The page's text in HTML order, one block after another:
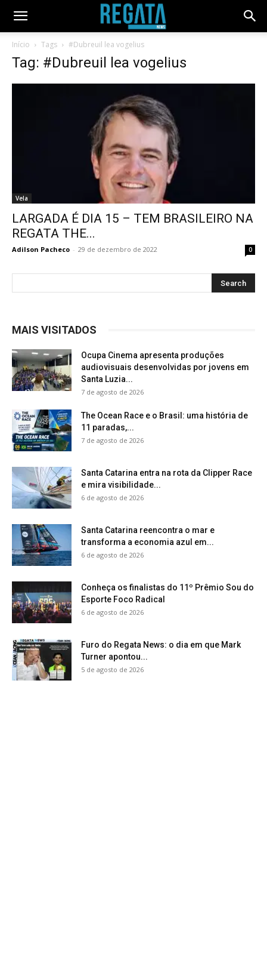
Início Tags #Dubreuil lea vogelius
Tag: #Dubreuil lea vogelius
Vela
LARGADA É DIA 15 – TEM BRASILEIRO NA
REGATA THE...
Adilson Pacheco - 29 de dezembro de 2022 0
MAIS VISITADOS
Ocupa Cinema apresenta produções
audiovisuais desenvolvidas por jovens em
Santa Luzia...
7 de agosto de 2026
The Ocean Race e o Brasil: uma história de
11 paradas,...
7 de agosto de 2026
Santa Catarina entra na rota da Clipper Race
e mira visibilidade...
6 de agosto de 2026
Santa Catarina reencontra o mar e
transforma a economia azul em...
6 de agosto de 2026
Conheça os finalistas do 11º Prêmio Sou do
Esporte Foco Radical
6 de agosto de 2026
Furo do Regata News: o dia em que Mark
Turner apontou...
5 de agosto de 2026